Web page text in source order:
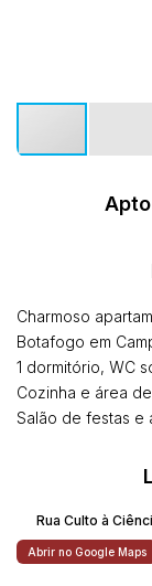
Apto
Charmoso
Botafogo em
1 dormitório, WC
Cozinha e área
Salão de festas e
Rua Culto à
Abrir no Google Maps